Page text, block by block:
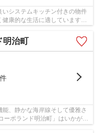
いシステムキッチン付きの物件
康的な生活に適しています。
治町
、静かな海岸線そして優雅さ
ーポランド明治町」はいかがで